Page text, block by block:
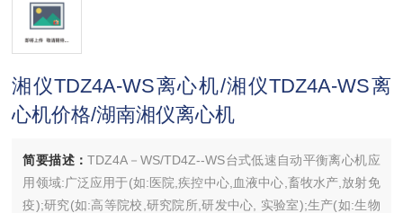
湘仪TDZ4A-WS离心机/湘仪TDZ4A-WS离
心机价格/湖南湘仪离心机
简要描述：TDZ4A－WS/TD4Z--WS台式低速自动平衡离心机应
用领域:广泛应用于(如:医院,疾控中心,血液中心,畜牧水产,放射免
疫);研究(如:高等院校,研究院所,研发中心, 实验室);生产(如:生物